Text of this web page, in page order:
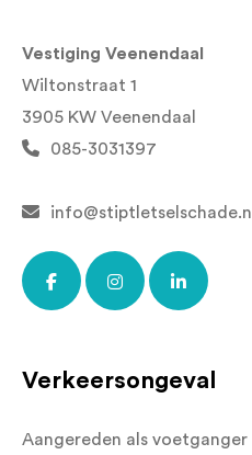
Vestiging Veenendaal
Wiltonstraat 1
3905 KW Veenendaal
085-3031397
info@stiptletselschade.nl
Verkeersongeval
Aangereden als voetganger